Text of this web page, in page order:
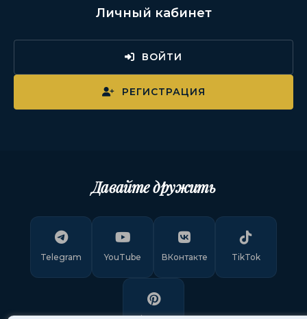
Личный кабинет
ВОЙТИ
РЕГИСТРАЦИЯ
Давайте дружить
Telegram YouTube ВКонтакте TikTok